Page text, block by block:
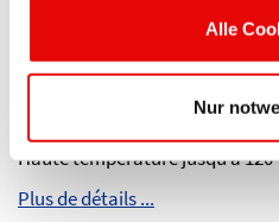
Alle
Nur
CAPTOP®EP 370
Bouchons TPE avec
Haute température jusqu‘à
Plus de détails ...